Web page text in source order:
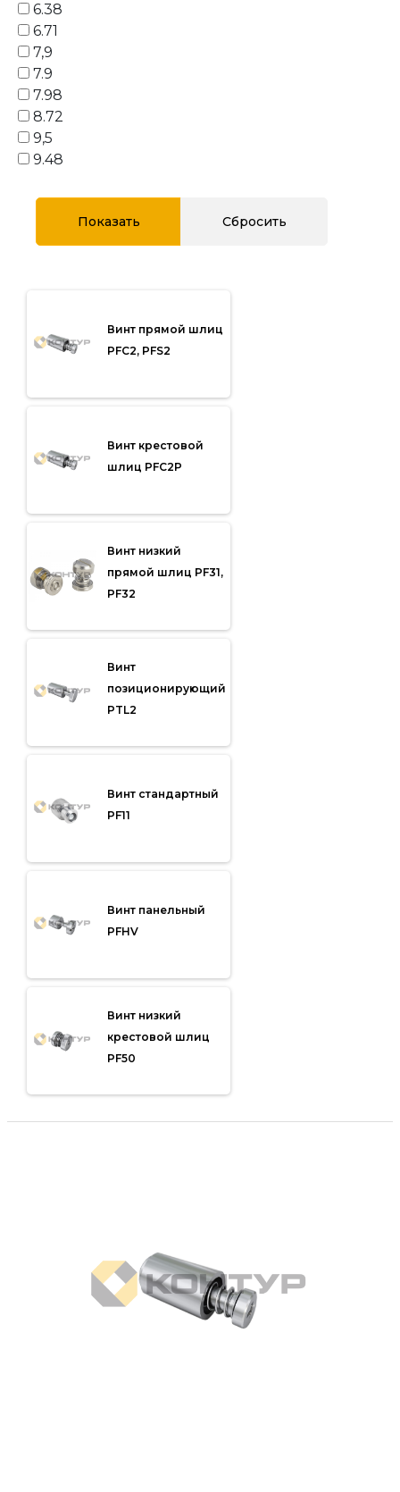
6.38
6.71
7,9
7.9
7.98
8.72
9,5
9.48
Винт прямой шлиц
PFC2, PFS2
Винт крестовой
шлиц PFC2P
Винт низкий
прямой шлиц PF31,
PF32
Винт
позиционирующий
PTL2
Винт стандартный
PF11
Винт панельный
PFHV
Винт низкий
крестовой шлиц
PF50